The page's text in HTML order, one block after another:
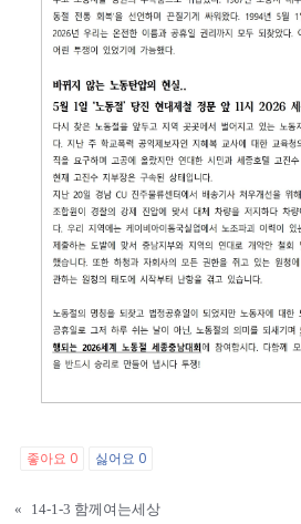
좋아요 0 싫어요 0
«
14-1-3 함께여는세상